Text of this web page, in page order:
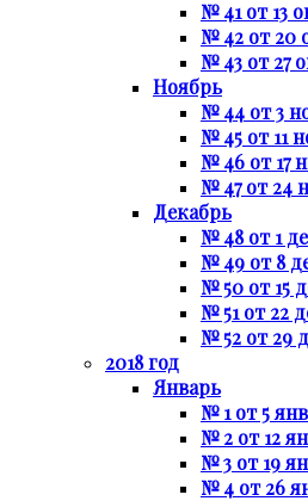
№ 41 от 13
№ 42 от 20
№ 43 от 27
Ноябрь
№ 44 от 3
№ 45 от 11
№ 46 от 17
№ 47 от 24
Декабрь
№ 48 от 1
№ 49 от 8
№ 50 от 15
№ 51 от 22
№ 52 от 29
2018 год
Январь
№ 1 от 5
№ 2 от 12
№ 3 от 19
№ 4 от 26